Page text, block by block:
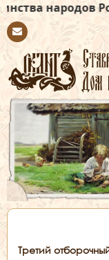
России
tact
Третий